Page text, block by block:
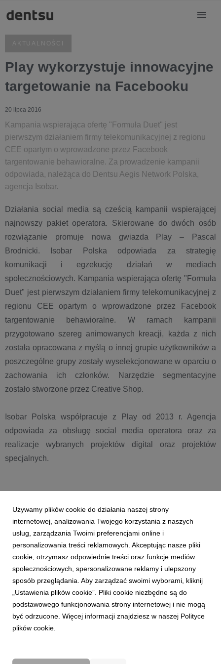
AKTUALNOŚCI
Play wykorzystuje innowacyjne
targetowanie na Facebooku
20 lipca 2016
Kampania wspierająca ofertę "Formuła Duet" jest
pierwszym działaniem firmy telekomunikacyjnej z regionu
CEE opartym o wprowadzone przez Facebook
targentowanie behawioralne. Za prowadzenie kampanii
odpowiada, należąca do Dentsu Aegis Network Polska,
agencja Isobar.
Działania social media są cześcią kampanii wspierającej
najnowszy pakiet operatora. Skierowane do dwóch osób
rozwiązanie promuje nowa gwiazda Play – Pascal
Brodnicki. Isobar Polska odpowiada za strategię
komunikacji i egzekucję działań w mediach
społecznościowych. Kampania wspierająca ofertę "Formuła
Duet" jest pierwszym działaniem firmy telekomunikacyjnej z
regionu CEE opartym o wprowadzone przez Facebook
targentowanie behawioralne. W ramach kampanii
przygotowano szereg animowanych kreacji, każda z nich
została opracowana z myślą o innej grupie użytkowników a
poszczególne grupy zostały wyselekcjonowane w oparciu o
zachowania ich członków. Narzędzie segmentacyjne
zostało stworzone przez Creative Shop.
Isobar Polska współpracuje z Play od 2013 r. Agencja
odpowiada za obsługę social media operatora oraz za
realizacje wybranych projektów digital oraz projektów
specjalnych.
Załączniki
Play_wykorzystuje_innowacyjne_targetowanie
_na_Facebooku.docx
docx| 45,9 KB
Używamy plików cookie do działania naszej strony
internetowej, analizowania Twojego korzystania z naszych
usług, zarządzania Twoimi preferencjami online i
personalizowania treści reklamowych. Akceptując nasze pliki
cookie, otrzymasz odpowiednie treści oraz funkcje mediów
społecznościowych, spersonalizowane reklamy i ulepszony
sposób przeglądania. Aby zarządzać swoimi wyborami, kliknij
„Ustawienia plików cookie”. Pliki cookie niezbędne są do
podstawowego funkcjonowania strony internetowej i nie mogą
być odrzucone. Więcej informacji znajdziesz w naszej Polityce
plików cookie.